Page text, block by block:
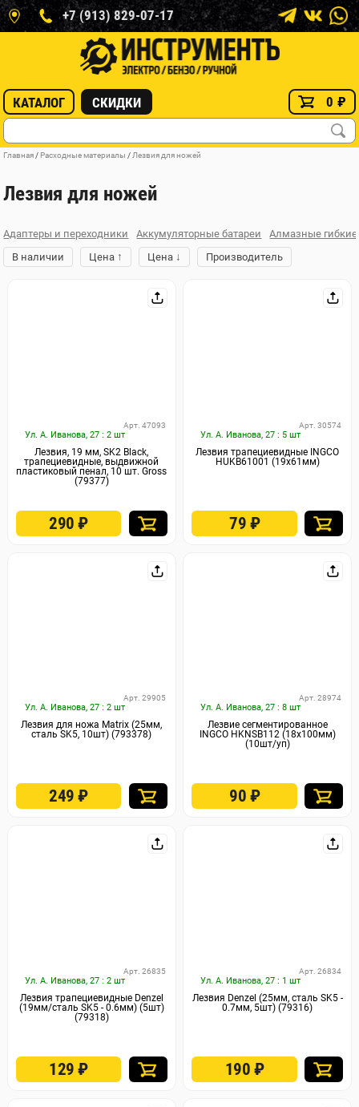
+7 (913) 829-07-17
КАТАЛОГ СКИДКИ 0 ₽
Главная / Расходные материалы / Лезвия для ножей
Лезвия для ножей
Адаптеры и переходники Аккумуляторные батареи
Алмазные
В наличии
Цена ↑ Цена ↓ Производитель
Ул. А. Иванова, 27 : 2 шт
Арт. 47093
Лезвия, 19 мм, SK2 Black,
трапециевидные, выдвижной
пластиковый пенал, 10 шт. Gross
(79377)
290₽
Ул. А. Иванова, 27 : 5 шт
Арт. 30574
Лезвия трапециевидные INGCO
HUKB61001 (19x61мм)
79 ₽
Ул. А. Иванова, 27 : 2 шт
Арт. 29905
Лезвия для ножа Matrix (25мм,
сталь SK5, 10шт) (793378)
249₽
Ул. А. Иванова, 27 : 8 шт
Арт. 28974
Лезвие сегментированное
INGCO HKNSB112 (18х100мм)
(10шт/уп)
90 ₽
Ул. А. Иванова, 27 : 2 шт
Арт. 26835
Лезвия трапециевидные Denzel
(19мм/сталь SK5 - 0.6мм) (5шт)
(79318)
129₽
Ул. А. Иванова, 27 : 1 шт
Арт. 26834
Лезвия Denzel (25мм, сталь SK5 -
0.7мм, 5шт) (79316)
190 ₽